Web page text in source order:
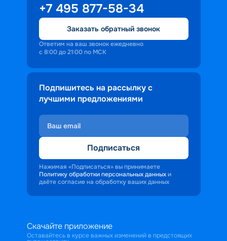
+7 495 877-58-34
Заказать обратный звонок
Ответим на ваш звонок ежедневно
с 8:00 до 21:00 по МСК
Подпишитесь на рассылку с
лучшими предложениями
Подписаться
Нажимая «Подписаться» вы принимаете
Политику обработки персональных данных и
даёте согласие на обработку ваших данных
Скачайте приложение
Оставайтесь в курсе важных изменений в предстоящих